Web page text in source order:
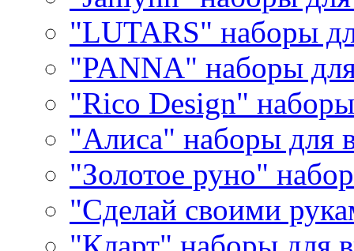
"LUTARS" наборы
"PANNA" наборы
"Rico Design"
"Алиса" наборы для
"Золотое руно"
"Сделай своими